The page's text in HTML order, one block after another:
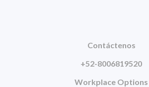
Contáctenos
+52-8006819520
Workplace Options